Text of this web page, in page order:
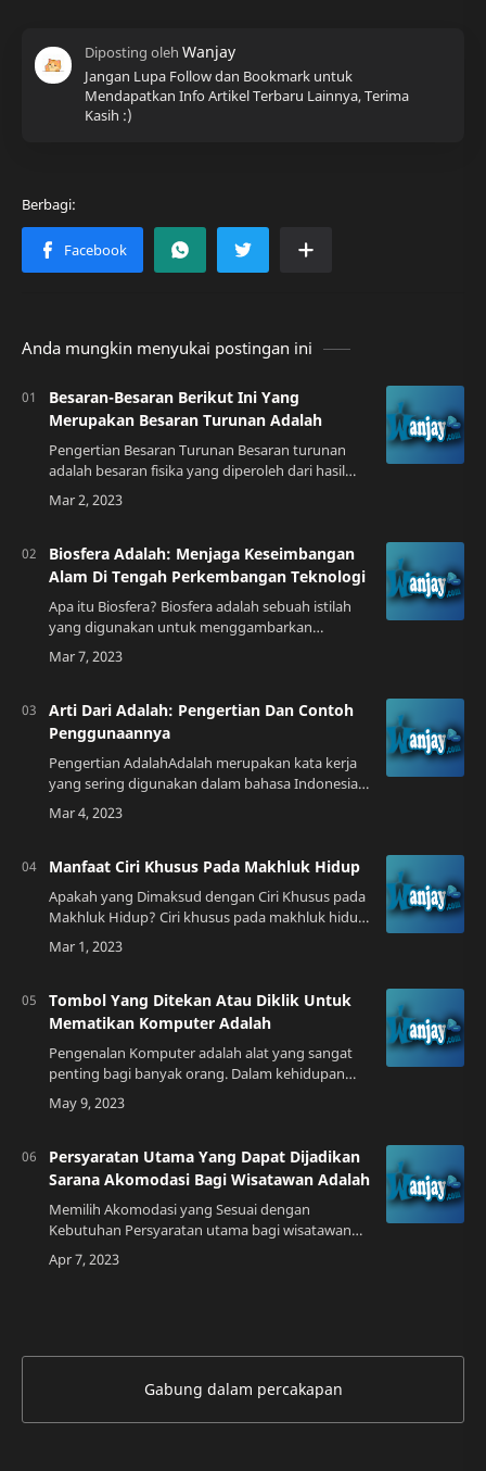
Jangan Lupa Follow dan Bookmark untuk
Mendapatkan Info Artikel Terbaru Lainnya, Terima
Kasih :)
Anda mungkin menyukai postingan ini
Besaran-Besaran Berikut Ini Yang
Merupakan Besaran Turunan Adalah
Pengertian Besaran Turunan Besaran turunan
adalah besaran fisika yang diperoleh dari hasil
kombinasi besaran pokok dan/atau besaran
turunan lainnya melalui operasi matematika se…
Biosfera Adalah: Menjaga Keseimbangan
Alam Di Tengah Perkembangan Teknologi
Apa itu Biosfera? Biosfera adalah sebuah istilah
yang digunakan untuk menggambarkan
keseluruhan kehidupan di planet Bumi, termasuk
manusia, hewan, tumbuhan, dan
Arti Dari Adalah: Pengertian Dan Contoh
Penggunaannya
Pengertian AdalahAdalah merupakan kata kerja
yang sering digunakan dalam bahasa Indonesia.
Kata ini biasanya digunakan sebagai kata
penghubung atau kata bantu dalam
Manfaat Ciri Khusus Pada Makhluk Hidup
Apakah yang Dimaksud dengan Ciri Khusus pada
Makhluk Hidup? Ciri khusus pada makhluk hidup
adalah bagian atau sifat yang membedakan satu
makhluk hidup dengan makhluk hidup lainn…
Tombol Yang Ditekan Atau Diklik Untuk
Mematikan Komputer Adalah
Pengenalan Komputer adalah alat yang sangat
penting bagi banyak orang. Dalam kehidupan
sehari-hari, komputer digunakan untuk berbagai
macam kegiatan, seperti bekerja, belajar, h…
Persyaratan Utama Yang Dapat Dijadikan
Sarana Akomodasi Bagi Wisatawan Adalah
Memilih Akomodasi yang Sesuai dengan
Kebutuhan Persyaratan utama bagi wisatawan
dalam memilih akomodasi adalah
mempertimbangkan jenis akomodasi yang sesuai
Gabung dalam percakapan